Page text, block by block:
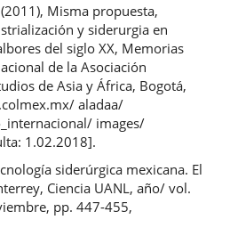
Misma propuesta,
y siderurgia en
del siglo XX, Memorias
de la Asociación
de Asia y África, Bogotá,
aladaa/
images/
1.02.2018].
siderúrgica mexicana. El
Ciencia UANL, año/ vol.
pp. 447-455,